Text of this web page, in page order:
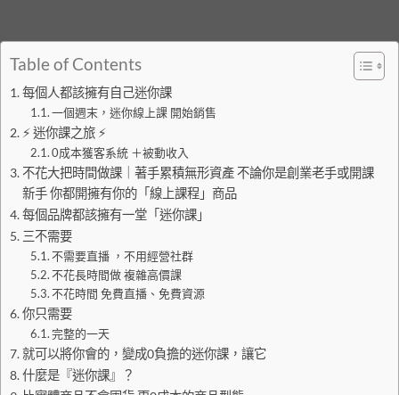
Table of Contents
每個人都該擁有自己迷你課
一個週末，迷你線上課 開始銷售
⚡️ 迷你課之旅 ⚡️
0成本獲客系統 ＋被動收入
不花大把時間做課｜著手累積無形資產 不論你是創業老手或開課
新手 你都開擁有你的「線上課程」商品
每個品牌都該擁有一堂「迷你課」
三不需要
不需要直播 ，不用經營社群
不花長時間做 複雜高價課
不花時間 免費直播、免費資源
你只需要
完整的一天
就可以將你會的，變成0負擔的迷你課，讓它
什麼是『迷你課』？